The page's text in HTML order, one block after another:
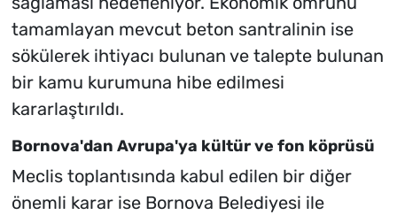
tamamlayan mevcut beton santralinin ise
sökülerek ihtiyacı bulunan ve talepte bulunan
bir kamu kurumuna hibe edilmesi
kararlaştırıldı.
Bornova'dan Avrupa'ya kültür ve fon köprüsü
Meclis toplantısında kabul edilen bir diğer
önemli karar ise Bornova Belediyesi ile